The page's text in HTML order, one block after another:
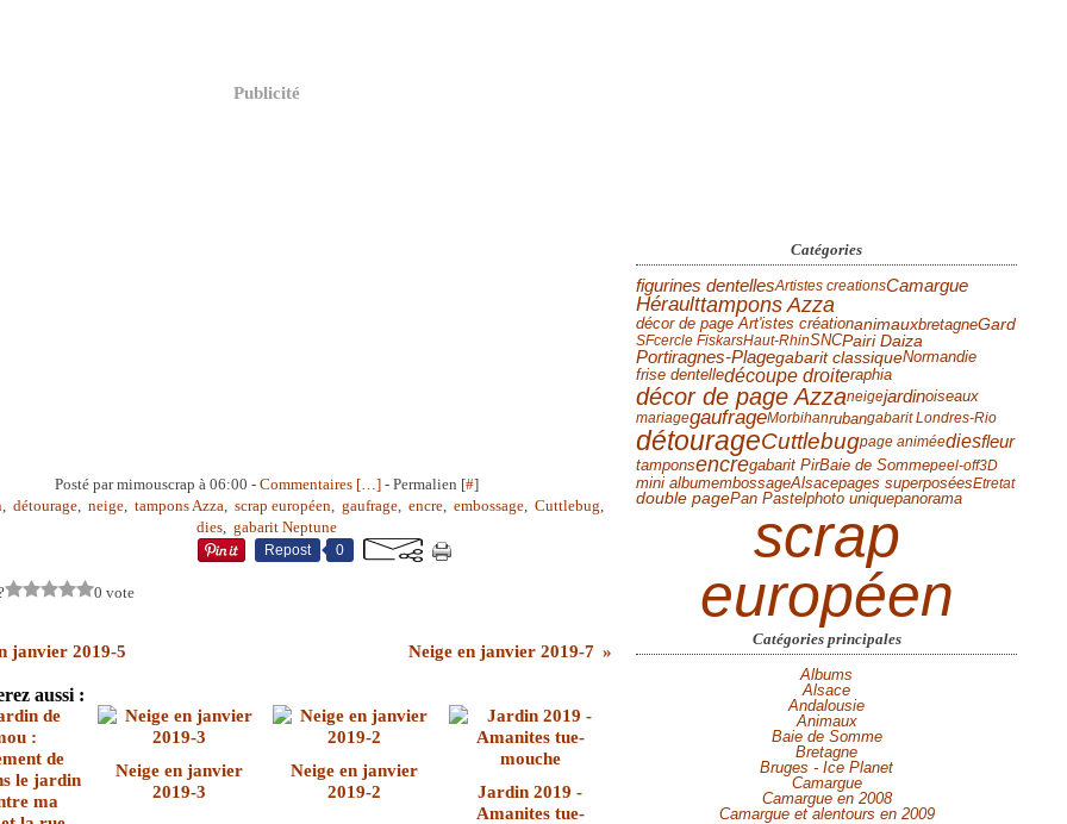
Publicité
Posté par mimouscrap à 06:00 - Commentaires […] - Permalien [#]
, détourage, neige, tampons Azza, scrap européen, gaufrage, encre, embossage, Cuttlebug,
dies, gabarit Neptune
Repost 0
0 vote
janvier 2019-5 Neige en janvier 2019-7
aussi :
Neige en janvier
2019-3
Neige en janvier
2019-2
Jardin 2019 -
Amanites tue-
Catégories
figurines dentellesArtistes creationsCamargue
Héraulttampons Azza
décor de page Art'istes créationanimauxbretagneGard
SFcercle FiskarsHaut-RhinSNCPairi Daiza
Portiragnes-Plagegabarit classiqueNormandie
frise dentelledécoupe droiteraphia
décor de page Azzaneigejardinoiseaux
mariagegaufrageMorbihanrubangabarit Londres-Rio
détourageCuttlebugpage animéediesfleur
tamponsencregabarit PirBaie de Sommepeel-off3D
mini albumembossageAlsacepages superposéesEtretat
double pagePan Pastelphoto uniquepanorama
scrap
européen
Catégories principales
Albums
Alsace
Andalousie
Animaux
Baie de Somme
Bretagne
Bruges - Ice Planet
Camargue
Camargue en 2008
Camargue et alentours en 2009